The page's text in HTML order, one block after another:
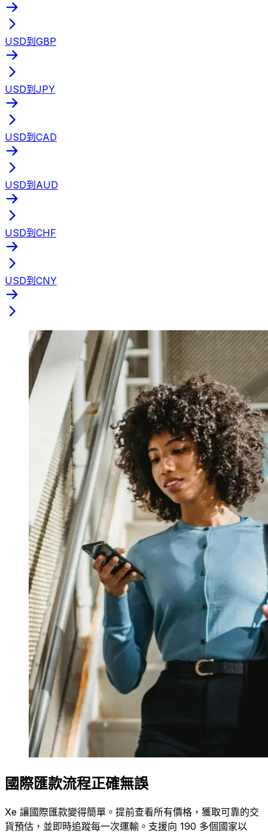
USD到GBP
USD到JPY
USD到CAD
USD到AUD
USD到CHF
USD到CNY
國際匯款流程正確無誤
Xe 讓國際匯款變得簡單。提前查看所有價格，獲取可靠的交
貨預估，並即時追蹤每一次運輸。支援向 190 多個國家以